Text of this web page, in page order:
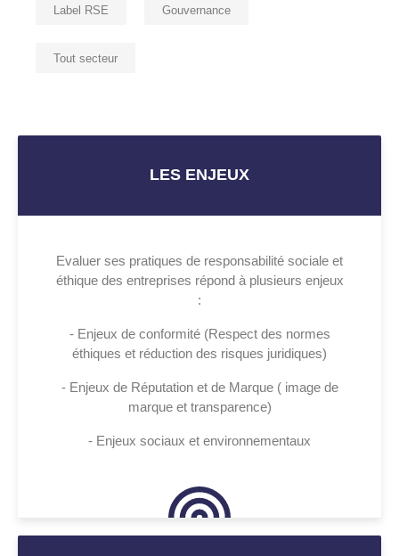
Label RSE Gouvernance
Tout secteur
LES ENJEUX
Evaluer ses pratiques de responsabilité sociale et
éthique des entreprises répond à plusieurs enjeux
:
- Enjeux de conformité (Respect des normes
éthiques et réduction des risques juridiques)
- Enjeux de Réputation et de Marque ( image de
marque et transparence)
- Enjeux sociaux et environnementaux